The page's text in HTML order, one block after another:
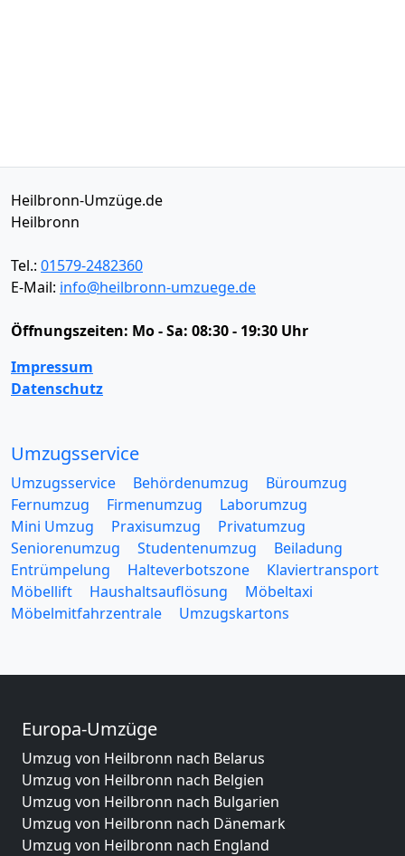
Heilbronn-Umzüge.de
Heilbronn
Tel.: 01579-2482360
E-Mail: info@heilbronn-umzuege.de
Öffnungszeiten: Mo - Sa: 08:30 - 19:30 Uhr
Impressum
Datenschutz
Umzugsservice
Umzugsservice Behördenumzug
Büroumzug
Fernumzug
Firmenumzug
Laborumzug
Mini Umzug
Praxisumzug
Privatumzug
Seniorenumzug
Studentenumzug
Beiladung
Entrümpelung
Halteverbotszone
Klaviertransport
Möbellift
Haushaltsauflösung
Möbeltaxi
Möbelmitfahrzentrale
Umzugskartons
Europa-Umzüge
Umzug von Heilbronn nach Belarus
Umzug von Heilbronn nach Belgien
Umzug von Heilbronn nach Bulgarien
Umzug von Heilbronn nach Dänemark
Umzug von Heilbronn nach England